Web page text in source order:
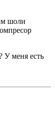
шоли
У меня есть